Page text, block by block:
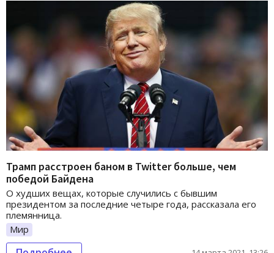
Трамп расстроен баном в Twitter больше, чем
победой Байдена
О худших вещах, которые случились с бывшим
президентом за последние четыре года, рассказала его
племянница.
Мир